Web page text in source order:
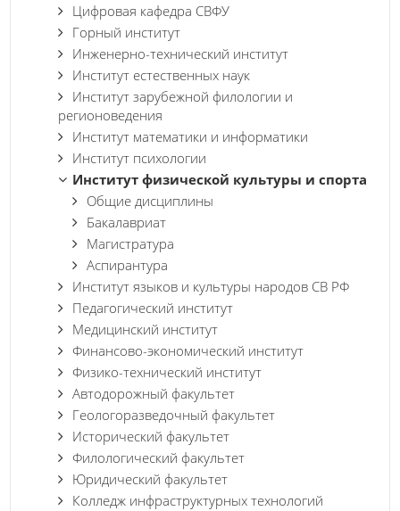
Цифровая кафедра СВФУ
Горный институт
Инженерно-технический институт
Институт естественных наук
Институт зарубежной филологии и
регионоведения
Институт математики и информатики
Институт психологии
Институт физической культуры и спорта
Общие дисциплины
Бакалавриат
Магистратура
Аспирантура
Институт языков и культуры народов СВ РФ
Педагогический институт
Медицинский институт
Финансово-экономический институт
Физико-технический институт
Автодорожный факультет
Геологоразведочный факультет
Исторический факультет
Филологический факультет
Юридический факультет
Колледж инфраструктурных технологий